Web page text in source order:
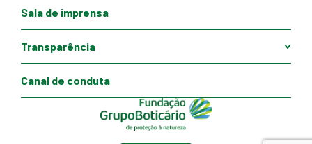
Sala de imprensa
Transparência
Canal de conduta